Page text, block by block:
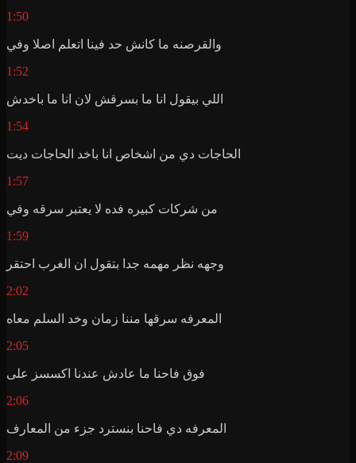
1:50
والقرصنه ما كانش حد فينا اتعلم اصلا وفي
1:52
اللي بيقول انا ما بسرقش لان انا ما باخدش
1:54
الحاجات دي من اشخاص انا باخد الحاجات ديت
1:57
من شركات كبيره فده لا يعتبر سرقه وفي
1:59
وجهه نظر مهمه جدا بتقول ان الغرب احتقر
2:02
المعرفه سرقها مننا زمان وخد السلم معاه
2:05
فوق فاحنا ما عادش عندنا اكسسز على
2:06
المعرفه دي فاحنا بنسترد جزء من المعارف
2:09